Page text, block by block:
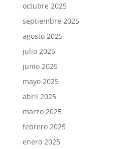
octubre 2025
septiembre 2025
agosto 2025
julio 2025
junio 2025
mayo 2025
abril 2025
marzo 2025
febrero 2025
enero 2025